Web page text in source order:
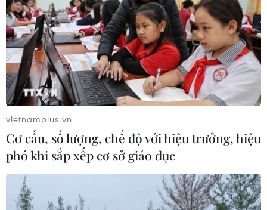
vietnamplus.vn
Cơ cấu, số lượng, chế độ với hiệu trưởng, hiệu
phó khi sắp xếp cơ sở giáo dục